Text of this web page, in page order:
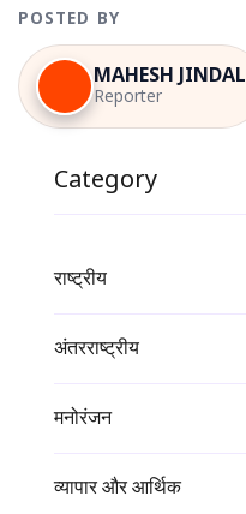
POSTED BY
MAHESH JINDAL
Reporter
Category
राष्ट्रीय
अंतरराष्ट्रीय
मनोरंजन
व्यापार और आर्थिक